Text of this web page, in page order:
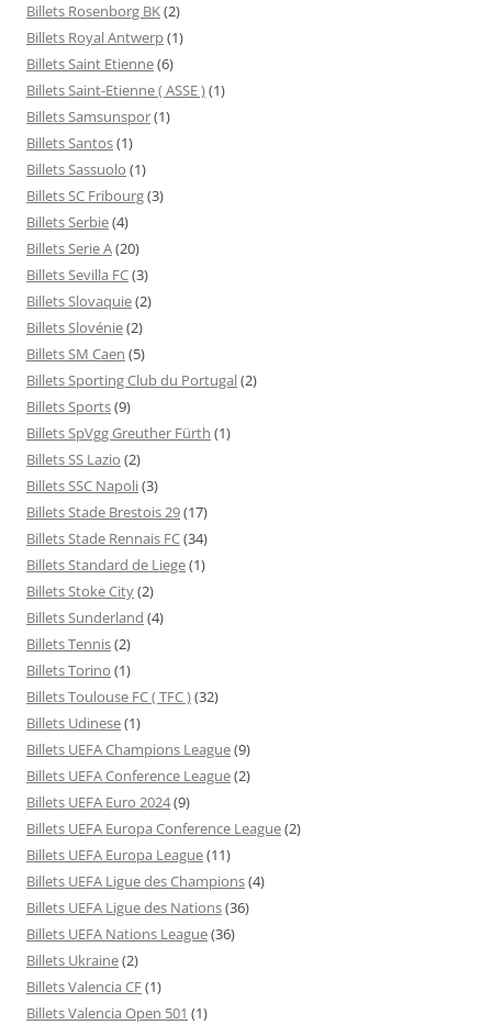
Billets Rosenborg BK(2)
Billets Royal Antwerp(1)
Billets Saint Etienne(6)
Billets Saint-Etienne ( ASSE )(1)
Billets Samsunspor(1)
Billets Santos(1)
Billets Sassuolo (1)
Billets SC Fribourg(3)
Billets Serbie(4)
Billets Serie A(20)
Billets Sevilla FC(3)
Billets Slovaquie(2)
Billets Slovénie(2)
Billets SM Caen (5)
Billets Sporting Club du Portugal(2)
Billets Sports(9)
Billets SpVgg Greuther Fürth (1)
Billets SS Lazio (2)
Billets SSC Napoli(3)
Billets Stade Brestois 29(17)
Billets Stade Rennais FC(34)
Billets Standard de Liege(1)
Billets Stoke City(2)
Billets Sunderland (4)
Billets Tennis(2)
Billets Torino (1)
Billets Toulouse FC ( TFC )(32)
Billets Udinese(1)
Billets UEFA Champions League(9)
Billets UEFA Conference League(2)
Billets UEFA Euro 2024(9)
Billets UEFA Europa Conference League(2)
Billets UEFA Europa League(11)
Billets UEFA Ligue des Champions(4)
Billets UEFA Ligue des Nations(36)
Billets UEFA Nations League(36)
Billets Ukraine(2)
Billets Valencia CF(1)
Billets Valencia Open 501 (1)